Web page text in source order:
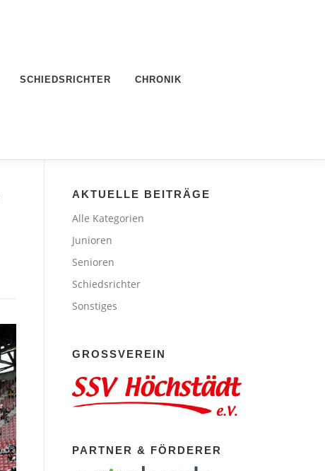
SCHIEDSRICHTER CHRONIK
AKTUELLE BEITRÄGE
Alle Kategorien
Junioren
Senioren
Schiedsrichter
Sonstiges
GROSSVEREIN
PARTNER & FÖRDERER